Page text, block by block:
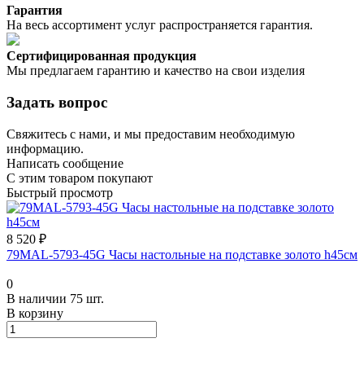
Гарантия
На весь ассортимент услуг распространяется гарантия.
Сертифицированная продукция
Мы предлагаем гарантию и качество на свои изделия
Задать вопрос
Свяжитесь с нами, и мы предоставим необходимую
информацию.
Написать сообщение
С этим товаром покупают
Быстрый просмотр
8 520 ₽
79MAL-5793-45G Часы настольные на подставке золото h45см
0
В наличии 75 шт.
В корзину